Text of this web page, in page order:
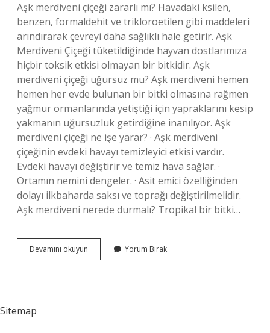
Aşk merdiveni çiçeği zararlı mı? Havadaki ksilen,
benzen, formaldehit ve trikloroetilen gibi maddeleri
arındırarak çevreyi daha sağlıklı hale getirir. Aşk
Merdiveni Çiçeği tüketildiğinde hayvan dostlarımıza
hiçbir toksik etkisi olmayan bir bitkidir. Aşk
merdiveni çiçeği uğursuz mu? Aşk merdiveni hemen
hemen her evde bulunan bir bitki olmasına rağmen
yağmur ormanlarında yetiştiği için yapraklarını kesip
yakmanın uğursuzluk getirdiğine inanılıyor. Aşk
merdiveni çiçeği ne işe yarar? · Aşk merdiveni
çiçeğinin evdeki havayı temizleyici etkisi vardır.
Evdeki havayı değiştirir ve temiz hava sağlar. ·
Ortamın nemini dengeler. · Asit emici özelliğinden
dolayı ilkbaharda saksı ve toprağı değiştirilmelidir.
Aşk merdiveni nerede durmalı? Tropikal bir bitki…
Devamını okuyun
Merdiveni
Yorum Bırak
Sitemap